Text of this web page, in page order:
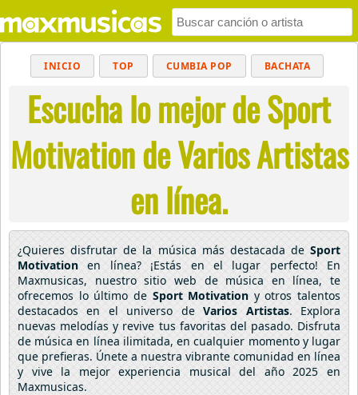
INICIO TOP CUMBIA POP BACHATA
MUSICA CRISTIANA REGGAETON
BALADAS ALTERNATIVO ELECTRÓNICA
CUMBIAS
Escucha lo mejor de Sport
Motivation de Varios Artistas
en línea.
¿Quieres disfrutar de la música más destacada de Sport
Motivation en línea? ¡Estás en el lugar perfecto! En
Maxmusicas, nuestro sitio web de música en línea, te
ofrecemos lo último de Sport Motivation y otros talentos
destacados en el universo deVarios Artistas. Explora
nuevas melodías y revive tus favoritas del pasado. Disfruta
de música en línea ilimitada, en cualquier momento y lugar
que prefieras. Únete a nuestra vibrante comunidad en línea
y vive la mejor experiencia musical del año 2025 en
Maxmusicas.